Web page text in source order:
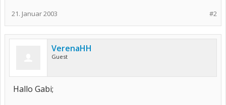
#2
21. Januar 2003
VerenaHH
Guest
Hallo Gabi;